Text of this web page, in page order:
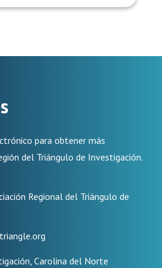
para obtener más
del Triángulo de Investigación.
Regional del Triángulo de
Carolina del Norte